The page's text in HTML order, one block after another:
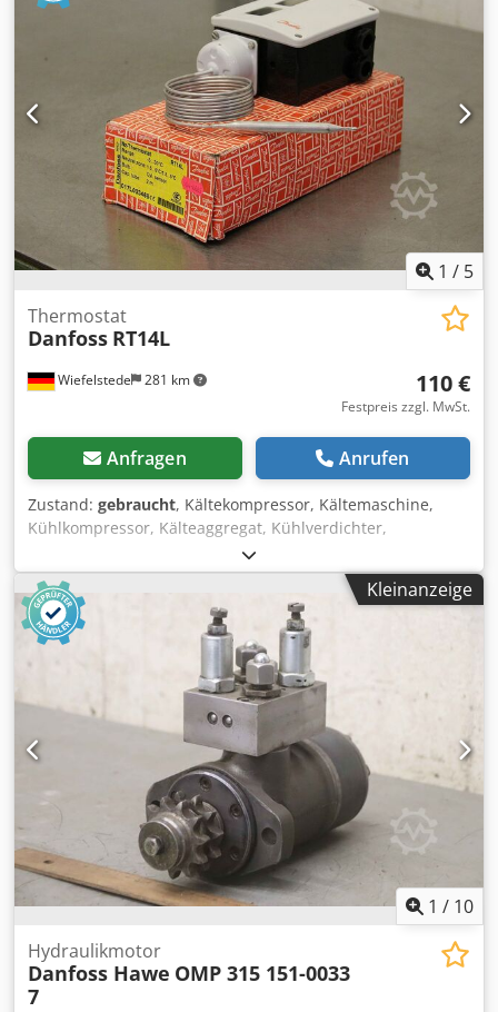
Anzahl: 3 Stück -Abmessungen Paket: 275/130/H80 mm
Csdpfxjfx At Ie Ak Hsrf -Gewicht: 1 kg/Stück
1 / 5
Wiefelstede 281 km
Thermostat
Danfoss RT14L
110 €
Festpreis zzgl. MwSt.
Anfragen Anrufen
Zustand: gebraucht, Kältekompressor, Kältemaschine,
Kühlkompressor, Kälteaggregat, Kühlverdichter,
Verdichter, Filtertrocknergehäuse, Absperrventil,
Kugelabsperrventil, Temperaturschalter, Thermostat -
Hersteller: Danfoss, Thermostat ungebraucht OVP -Typ:
RT14L -Temperaturbereich: -5 bis 30°C -Abmessungen
Paket: 275/130/H75 mm Crsdpfsfx At Sex Ak Hof -Gewicht: 1
kg
Kleinanzeige
1 / 10
Hydraulikmotor
Danfoss Hawe OMP 315 151-0033
7